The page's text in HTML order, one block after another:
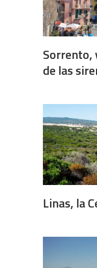
Sorrento,
de las
Linas, la